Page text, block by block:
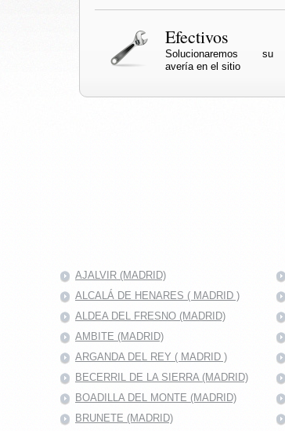
Efectivos
Solucionaremos su
avería en el sitio
AJALVIR (MADRID)
ALCALÁ DE HENARES ( MADRID )
ALDEA DEL FRESNO (MADRID)
AMBITE (MADRID)
ARGANDA DEL REY ( MADRID )
BECERRIL DE LA SIERRA (MADRID)
BOADILLA DEL MONTE (MADRID)
BRUNETE (MADRID)